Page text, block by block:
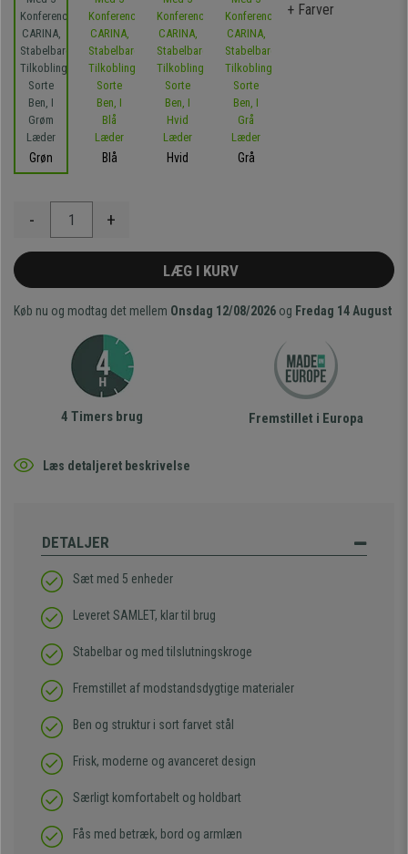
Grøn Blå Hvid Grå
+ Farver
- +
LÆG I KURV
Køb nu og modtag det mellem Onsdag 12/08/2026 og Fredag 14 August
4 Timers brug Fremstillet i Europa
Læs detaljeret beskrivelse
DETALJER
Sæt med 5 enheder
Leveret SAMLET, klar til brug
Stabelbar og med tilslutningskroge
Fremstillet af modstandsdygtige materialer
Ben og struktur i sort farvet stål
Frisk, moderne og avanceret design
Særligt komfortabelt og holdbart
Fås med betræk, bord og armlæn